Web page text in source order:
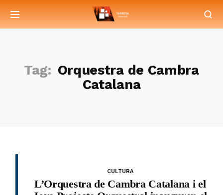
Tag: Orquestra de Cambra
Catalana
CULTURA
L’Orquestra de Cambra Catalana i el